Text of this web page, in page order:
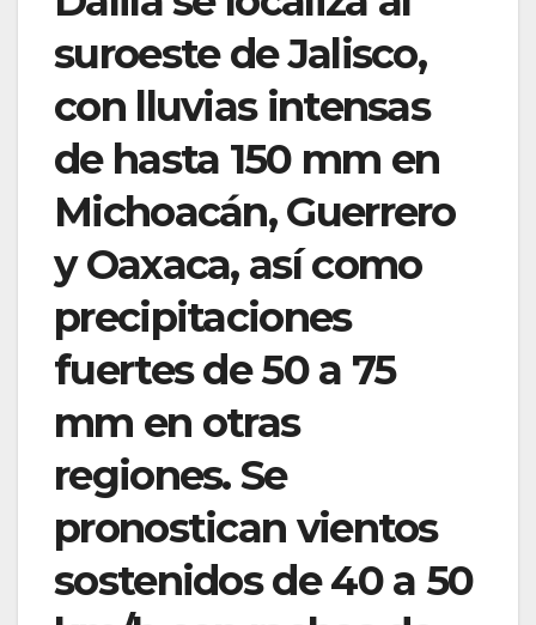
suroeste de Jalisco,
con lluvias intensas
de hasta 150 mm en
Michoacán, Guerrero
y Oaxaca, así como
precipitaciones
fuertes de 50 a 75
mm en otras
regiones. Se
pronostican vientos
sostenidos de 40 a 50